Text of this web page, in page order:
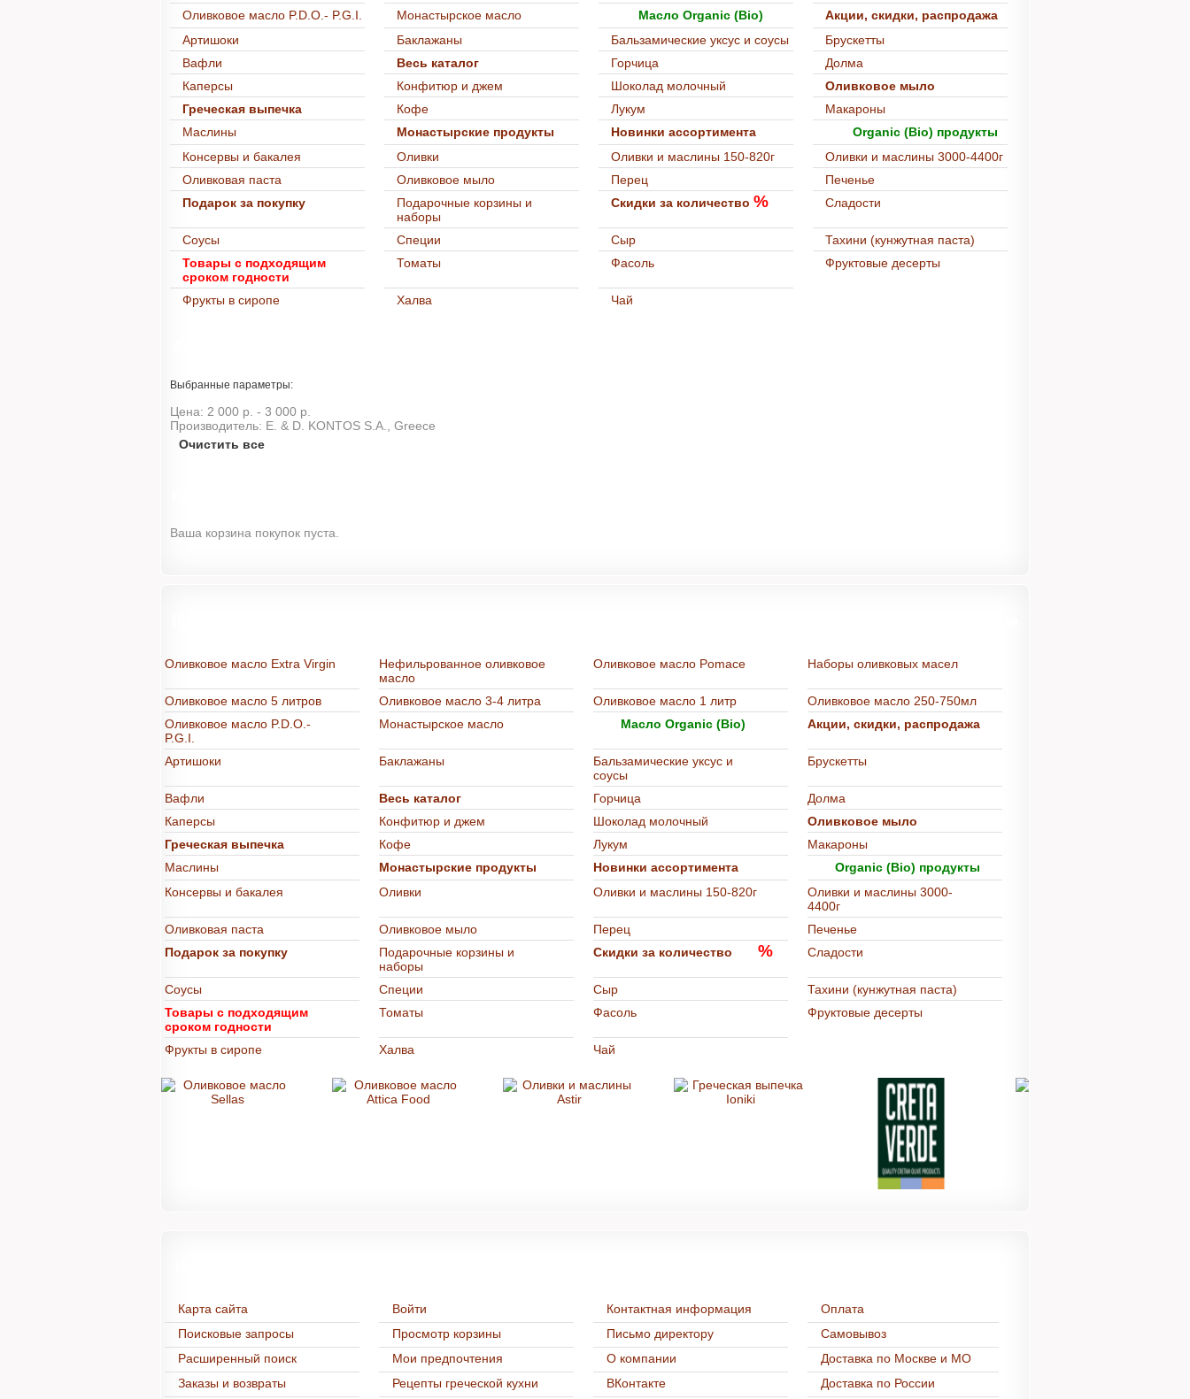
Оливковое масло P.D.O.- P.G.I.
Монастырское масло Масло Organic (Bio)
Акции, скидки, распродажа
Артишоки
Баклажаны Бальзамические уксус и соусы
Брускетты
Вафли
Весь каталог Горчица
Долма
Каперсы
Конфитюр и джем Шоколад молочный
Оливковое мыло
Греческая выпечка
Кофе Лукум
Макароны
Маслины
Монастырские продукты Новинки ассортимента
Organic (Bio) продукты
Консервы и бакалея
Оливки Оливки и маслины 150-820г
Оливки и маслины 3000-4400г
Оливковая паста
Оливковое мыло Перец
Печенье
Подарок за покупку
Подарочные корзины и
наборы
Скидки за количество % Сладости
Соусы Специи Сыр
Тахини (кунжутная паста)
Товары с подходящим
сроком годности
Томаты Фасоль Фруктовые десерты
Фрукты в сиропе Халва Чай
Выбранные параметры:
Цена: 2 000 р. - 3 000 р.
Производитель: E. & D. KONTOS S.A., Greece
Очистить все
Ваша корзина покупок пуста.
Оливковое масло Extra Virgin
Нефильрованное оливковое
масло
Оливковое масло Pomace Наборы оливковых масел
Оливковое масло 5 литров Оливковое масло 3-4 литра Оливковое масло 1 литр
Оливковое масло 250-750мл
Оливковое масло P.D.O.-
P.G.I.
Монастырское масло Масло Organic (Bio) Акции, скидки, распродажа
Артишоки Баклажаны
Бальзамические уксус и
соусы
Брускетты
Вафли Весь каталог Горчица
Долма
Каперсы
Конфитюр и джем Шоколад молочный
Оливковое мыло
Греческая выпечка
Кофе Лукум
Макароны
Маслины
Монастырские продукты Новинки ассортимента
Organic (Bio) продукты
Консервы и бакалея
Оливки Оливки и маслины 150-820г
Оливки и маслины 3000-
4400г
Оливковая паста
Оливковое мыло Перец
Печенье
Подарок за покупку
Подарочные корзины и
наборы
Скидки за количество % Сладости
Соусы Специи Сыр
Тахини (кунжутная паста)
Товары с подходящим
сроком годности
Томаты Фасоль Фруктовые десерты
Фрукты в сиропе Халва Чай
Карта сайта
Поисковые запросы
Расширенный поиск
Заказы и возвраты
Войти
Просмотр корзины
Мои предпочтения
Рецепты греческой кухни
Контактная информация
Письмо директору
О компании
ВКонтакте
Оплата
Самовывоз
Доставка по Москве и МО
Доставка по России